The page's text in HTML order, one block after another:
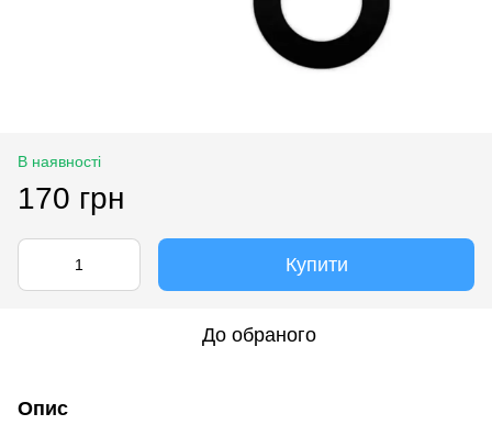
В наявності
170 грн
Купити
До обраного
Опис